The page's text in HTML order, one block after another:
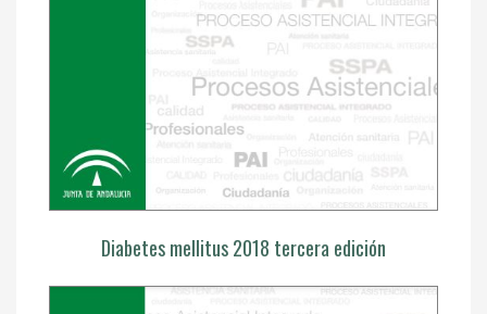
Diabetes mellitus 2018 tercera edición